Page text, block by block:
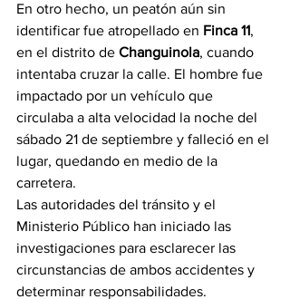
En otro hecho, un peatón aún sin
identificar fue atropellado en Finca 11,
en el distrito de Changuinola, cuando
intentaba cruzar la calle. El hombre fue
impactado por un vehículo que
circulaba a alta velocidad la noche del
sábado 21 de septiembre y falleció en el
lugar, quedando en medio de la
carretera.
Las autoridades del tránsito y el
Ministerio Público han iniciado las
investigaciones para esclarecer las
circunstancias de ambos accidentes y
determinar responsabilidades.